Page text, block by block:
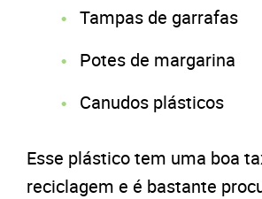
Tampas de garrafas
Potes de margarina
Canudos plásticos
Esse plástico tem uma boa
reciclagem e é bastante